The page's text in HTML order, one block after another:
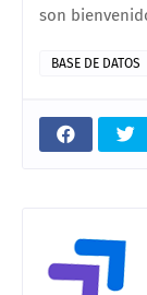
son
BASE DE DATOS